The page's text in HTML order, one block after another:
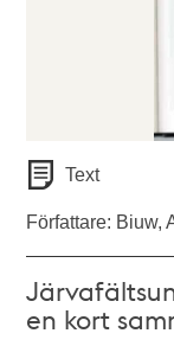
Text
Författare: Biuw,
en kort